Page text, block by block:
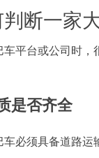
判断一家
车平台或公司时
是否齐全
必须具备道路运